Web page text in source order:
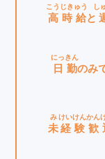
高
こう
時給
じきゅう
と
し
日勤
にっきん
のみ
未
み
経験
けいけん
歓
かん